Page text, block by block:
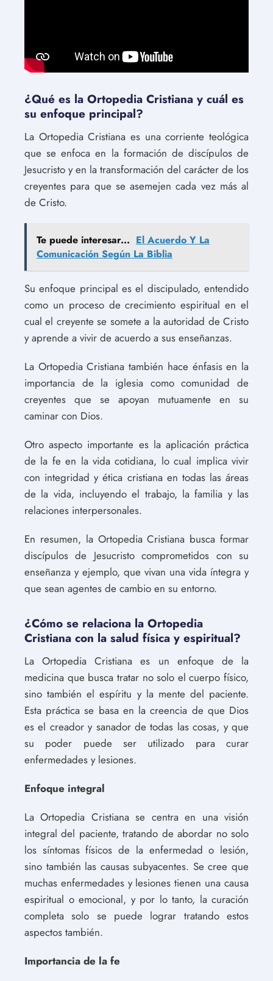
¿Qué es la Ortopedia Cristiana y cuál es
su enfoque principal?
La Ortopedia Cristiana es una corriente teológica
que se enfoca en la formación de discípulos de
Jesucristo y en la transformación del carácter de los
creyentes para que se asemejen cada vez más al
de Cristo.
Te puede interesar... El Acuerdo Y La
Comunicación Según La Biblia
Su enfoque principal es el discipulado, entendido
como un proceso de crecimiento espiritual en el
cual el creyente se somete a la autoridad de Cristo
y aprende a vivir de acuerdo a sus enseñanzas.
La Ortopedia Cristiana también hace énfasis en la
importancia de la iglesia como comunidad de
creyentes que se apoyan mutuamente en su
caminar con Dios.
Otro aspecto importante es la aplicación práctica
de la fe en la vida cotidiana, lo cual implica vivir
con integridad y ética cristiana en todas las áreas
de la vida, incluyendo el trabajo, la familia y las
relaciones interpersonales.
En resumen, la Ortopedia Cristiana busca formar
discípulos de Jesucristo comprometidos con su
enseñanza y ejemplo, que vivan una vida íntegra y
que sean agentes de cambio en su entorno.
¿Cómo se relaciona la Ortopedia
Cristiana con la salud física y espiritual?
La Ortopedia Cristiana es un enfoque de la
medicina que busca tratar no solo el cuerpo físico,
sino también el espíritu y la mente del paciente.
Esta práctica se basa en la creencia de que Dios
es el creador y sanador de todas las cosas, y que
su poder puede ser utilizado para curar
enfermedades y lesiones.
Enfoque integral
La Ortopedia Cristiana se centra en una visión
integral del paciente, tratando de abordar no solo
los síntomas físicos de la enfermedad o lesión,
sino también las causas subyacentes. Se cree que
muchas enfermedades y lesiones tienen una causa
espiritual o emocional, y por lo tanto, la curación
completa solo se puede lograr tratando estos
aspectos también.
Importancia de la fe